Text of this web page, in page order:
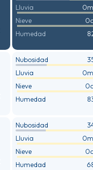
Lluvia
Nieve
Humedad
Nubosidad
Lluvia
Nieve
Humedad
Nubosidad
Lluvia
Nieve
Humedad